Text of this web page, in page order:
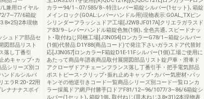
L兼用ロイヤル
7∼77/6箱錠
本現物
シュドア部品セ
図部品リスト
落し丁番引
めキャップ･カ
シリーズ別コ
ンドルシルバ
エラR:20･22用
ナナナスボイ
カラー94/1∼07/585/8∼特注レバー箱錠シルバー(1セット)､箱錠
メインロック(GOAL:レバーハンドル用)現物表示:GOAL_TXピン
シリンダーフラッシュドア工場[J2WBJF017A]クリエラガラスド
ア83/9∼レバーハンドル箱錠色無(1個)､全色共通､スピードナッ
ト･取付ねじ同梱工場[J3N054]ロンカラーG78/1∼箱錠シルバー
(1個)代替品:D1Y88(商品コード)で発注下さいガラスドア代替対
応[J3N057]ロンカラーF箱錠D1E-11Fシルバー(1個)工場ご使用に
あたって商品年譜表商品取付展開図部品リスト錠戸車・滑車ド
アクローザドアチェーンフランス落し丁番引手・把手電気部品
ポストピース･クリップ･振れ止めキャップ･カバー気密材･パッ
キンその他逆引きコード一覧商品シリーズ別コード一覧ロンカ
ラー採風ドア網戸付勝手口ドアF81/12∼96/1077/3∼86/6箱錠シ
ルバー(1セット)､箱錠1個､取付ねじ(皿木ねじ3.8×31)2本現物表